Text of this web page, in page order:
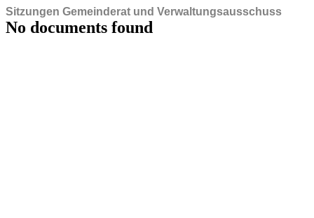
Sitzungen Gemeinderat und Verwaltungsausschuss
No documents found